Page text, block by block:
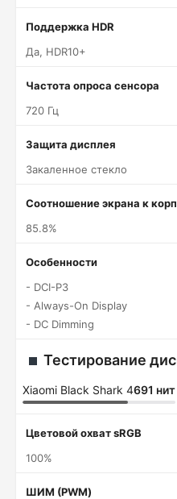
Поддержка HDR
Да, HDR10+
Частота опроса сенсора
720 Гц
Защита дисплея
Закаленное стекло
Соотношение экрана к
85.8%
Особенности
- DCI-P3
- Always-On Display
- DC Dimming
Тестирование
Xiaomi Black Shark 4691 нит
Цветовой охват sRGB
100%
ШИМ (PWM)